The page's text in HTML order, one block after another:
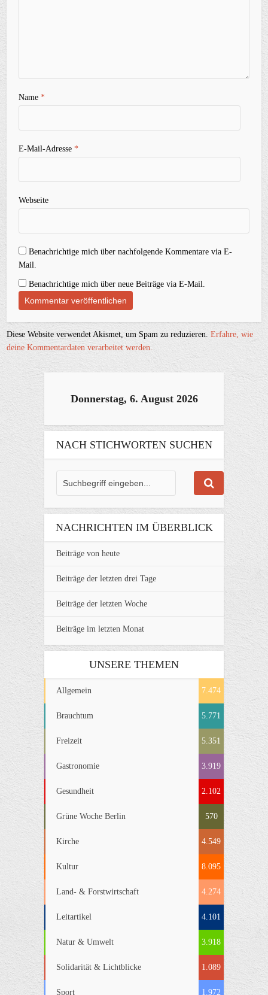
Name*
E-Mail-Adresse*
Webseite
Benachrichtige mich über nachfolgende Kommentare via E-
Mail.
Benachrichtige mich über neue Beiträge via E-Mail.
Diese Website verwendet Akismet, um Spam zu reduzieren.Erfahre, wie
deine Kommentardaten verarbeitet werden.
Donnerstag, 6. August 2026
NACH STICHWORTEN SUCHEN
NACHRICHTEN IM ÜBERBLICK
Beiträge von heute
Beiträge der letzten drei Tage
Beiträge der letzten Woche
Beiträge im letzten Monat
UNSERE THEMEN
Allgemein 7.474
Brauchtum 5.771
Freizeit 5.351
Gastronomie 3.919
Gesundheit 2.102
Grüne Woche Berlin 570
Kirche 4.549
Kultur 8.095
Land- & Forstwirtschaft 4.274
Leitartikel 4.101
Natur & Umwelt 3.918
Solidarität & Lichtblicke 1.089
Sport 1.972